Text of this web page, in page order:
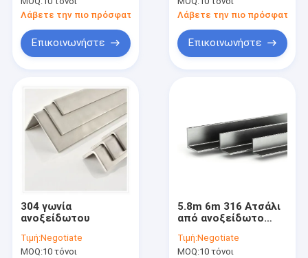
Λάβετε την πιο πρόσφατη τιμή
Επικοινωνήστε
Λάβετε την πιο πρόσφατη
Επικοινωνήστε
304 γωνία
ανοξείδωτου
Τιμή:Negotiate
MOQ:10 τόνοι
5.8m 6m 316 Ατσάλι
από ανοξείδωτο
JIS
Τιμή:Negotiate
MOQ:10 τόνοι